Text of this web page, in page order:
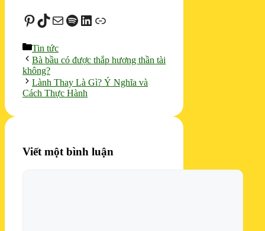
Pinterest
TikTok
MailSpotify
LinkedIn
Liên kết
Danh
mục
Tin tức
Bà bầu có được thắp hương thần tài
không?
Lành Thay Là Gì? Ý Nghĩa và
Cách Thực Hành
Viết một bình luận